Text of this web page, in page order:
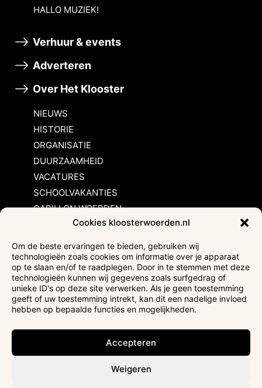
Cookies kloosterwoerden.nl
Om de beste ervaringen te bieden, gebruiken wij
technologieën zoals cookies om informatie over je apparaat
op te slaan en/of te raadplegen. Door in te stemmen met deze
technologieën kunnen wij gegevens zoals surfgedrag of
unieke ID's op deze site verwerken. Als je geen toestemming
geeft of uw toestemming intrekt, kan dit een nadelige invloed
hebben op bepaalde functies en mogelijkheden.
Accepteren
Weigeren
HALLO MUZIEK!
Verhuur & events
Adverteren
Over Het Klooster
NIEUWS
HISTORIE
ORGANISATIE
DUURZAAMHEID
VACATURES
SCHOOLVAKANTIES
CARILLON WOERDEN
Inschrijvingsvoorwaarden
Bezoekersvoorwaarden
Huurvoorwaarden
Privacyverklaring
Ticketverkoop